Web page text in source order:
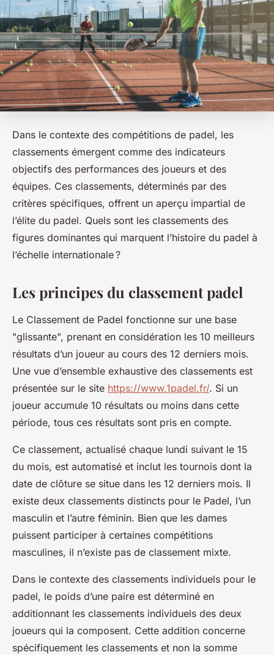
Dans le contexte des compétitions de padel, les
classements émergent comme des indicateurs
objectifs des performances des joueurs et des
équipes. Ces classements, déterminés par des
critères spécifiques, offrent un aperçu impartial de
l’élite du padel. Quels sont les classements des
figures dominantes qui marquent l’histoire du padel à
l’échelle internationale ?
Les principes du classement padel
Le Classement de Padel fonctionne sur une base
"glissante", prenant en considération les 10 meilleurs
résultats d’un joueur au cours des 12 derniers mois.
Une vue d’ensemble exhaustive des classements est
présentée sur le site https://www.1padel.fr/. Si un
joueur accumule 10 résultats ou moins dans cette
période, tous ces résultats sont pris en compte.
Ce classement, actualisé chaque lundi suivant le 15
du mois, est automatisé et inclut les tournois dont la
date de clôture se situe dans les 12 derniers mois. Il
existe deux classements distincts pour le Padel, l’un
masculin et l’autre féminin. Bien que les dames
puissent participer à certaines compétitions
masculines, il n’existe pas de classement mixte.
Dans le contexte des classements individuels pour le
padel, le poids d’une paire est déterminé en
additionnant les classements individuels des deux
joueurs qui la composent. Cette addition concerne
spécifiquement les classements et non la somme